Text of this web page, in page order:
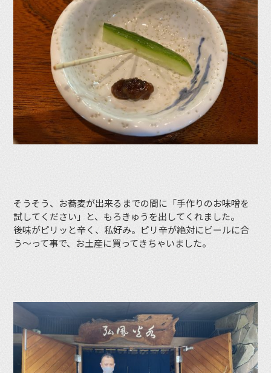
そうそう、お蕎麦が出来るまでの間に「手作りのお味噌を
試してください」と、もろきゅうを出してくれました。
後味がピリッと辛く、私好み。ピリ辛が絶対にビールに合
う〜って事で、お土産に買ってきちゃいました。